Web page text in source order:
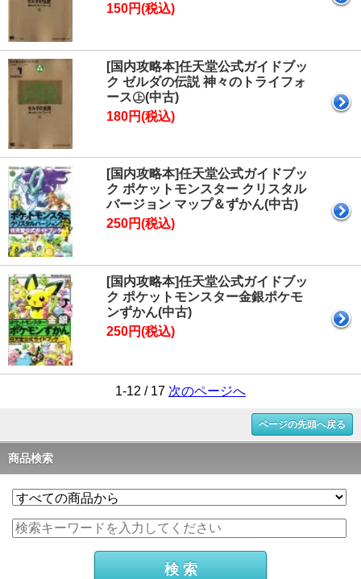
150円(税込)
[国内攻略本]任天堂公式ガイドブッ
ク ゼルダの伝説 神々のトライフォ
ース㊤(中古)
180円(税込)
[国内攻略本]任天堂公式ガイドブッ
ク ポケットモンスター クリスタル
バージョン マップ＆ずかん(中古)
250円(税込)
[国内攻略本]任天堂公式ガイドブッ
ク ポケットモンスター金銀ポケモ
ンずかん(中古)
250円(税込)
1-12 / 17 次のページへ
ページの先頭へ戻る
商品検索